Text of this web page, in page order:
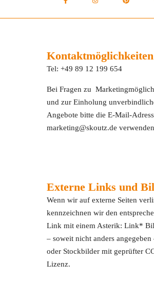
Kontaktmöglichkeiten
Tel: +49 89 12 199 654
Bei Fragen zu
und zur Einholung
Angebote bitte die E-Mail-
marketing@skoutz.de
Externe Links und
Wenn wir auf externe Seiten
kennzeichnen wir den
Link mit einem Asterik: Link*
– soweit nicht anders angegeben
oder Stockbilder mit geprüfter
Lizenz.